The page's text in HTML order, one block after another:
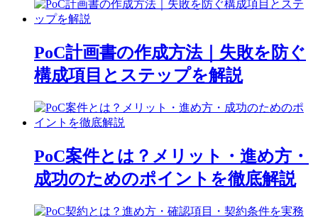
PoC計画書の作成方法｜失敗を防ぐ
構成項目とステップを解説
PoC案件とは？メリット・進め方・
成功のためのポイントを徹底解説